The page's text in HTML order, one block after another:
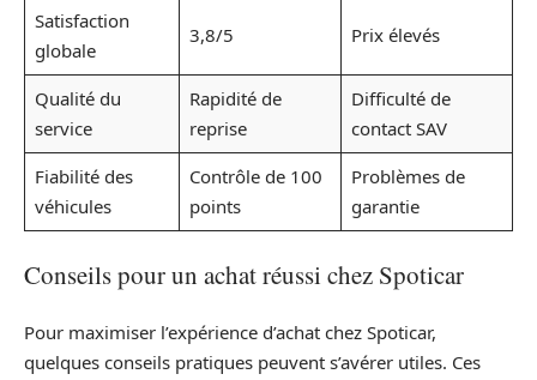
Satisfaction
globale
3,8/5 Prix élevés
Qualité du
service
Rapidité de
reprise
Difficulté de
contact SAV
Fiabilité des
véhicules
Contrôle de 100
points
Problèmes de
garantie
Conseils pour un achat réussi chez Spoticar
Pour maximiser l’expérience d’achat chez Spoticar,
quelques conseils pratiques peuvent s’avérer utiles. Ces